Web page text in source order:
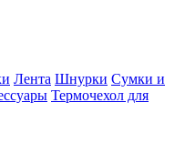
Лента Шнурки Сумки и
Термочехол для